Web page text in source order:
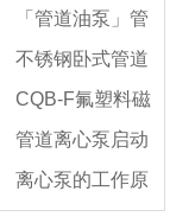
「管道油泵」管
道离心油泵特点、
工作原理及应用
不锈钢卧式管道
离心泵型号参数及
选型
CQB-F氟塑料磁
力离心泵的工作原
理及结构图详解
管道离心泵启动
故障及处理方法
离心泵的工作原